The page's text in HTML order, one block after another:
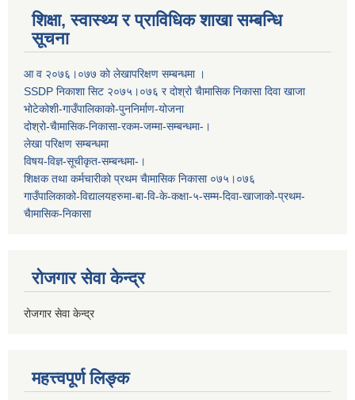
शिक्षा, स्वास्थ्य र प्राविधिक शाखा सम्बन्धि
सूचना
आ व २०७६।०७७ काे लेखापरिक्षण सम्बन्धमा ।
SSDP निकाशा सिट २०७५।०७६ र दोश्रो चैामासिक निकासा दिवा खाजा
भोटेकोशी-गाउँपालिकाको-पुननिर्माण-योजना
दोश्रो-चैामासिक-निकासा-रकम-जम्मा-सम्बन्धमा-।
लेखा परिक्षण सम्बन्धमा
विषय-विज्ञ-सूचीकृत-सम्बन्धमा-।
शिक्षक तथा कर्मचारीको प्रथम च‌ैामासिक निकासा ०७५।०७६
गाउँपालिकाको-विद्यालयहरुमा-बा-वि-के-कक्षा-५-सम्म-दिवा-खाजाको-प्रथम-
चैामासिक-निकासा
रोजगार सेवा केन्द्र
रोजगार सेवा केन्द्र
महत्त्वपूर्ण लिङ्क